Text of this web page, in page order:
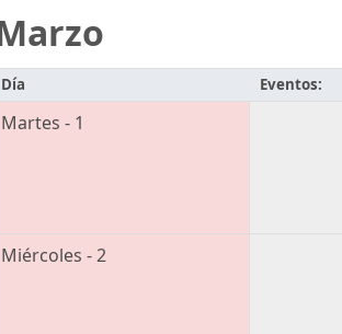
Día Eventos:
Martes - 1
Miércoles - 2